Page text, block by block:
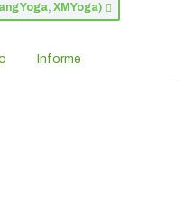
Yoga, XMYoga)
Informe